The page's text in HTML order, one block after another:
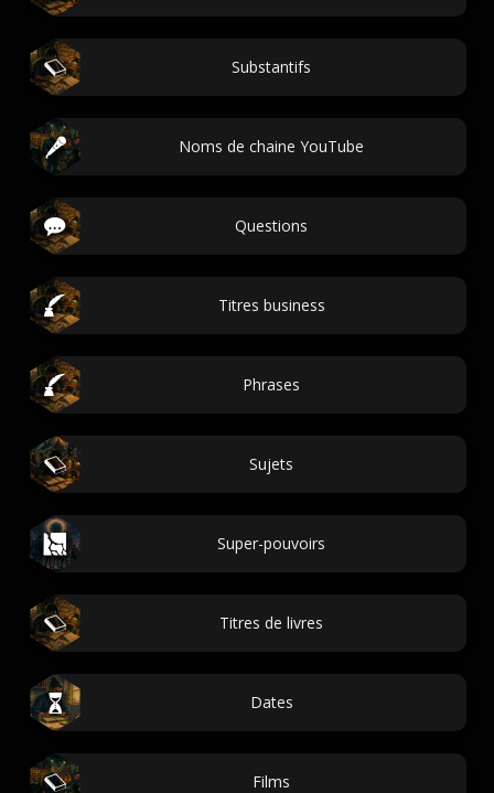
Substantifs
Noms de chaine YouTube
Questions
Titres business
Phrases
Sujets
Super-pouvoirs
Titres de livres
Dates
Films